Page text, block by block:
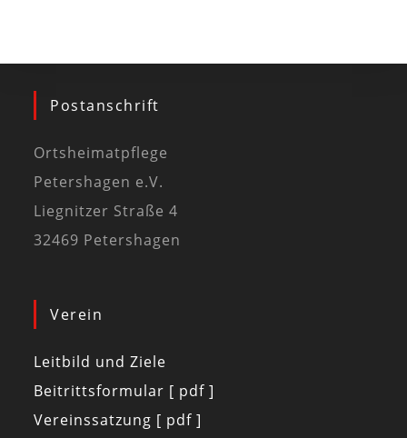
Postanschrift
Ortsheimatpflege
Petershagen e.V.
Liegnitzer Straße 4
32469 Petershagen
Verein
Leitbild und Ziele
Beitrittsformular [ pdf ]
Vereinssatzung [ pdf ]